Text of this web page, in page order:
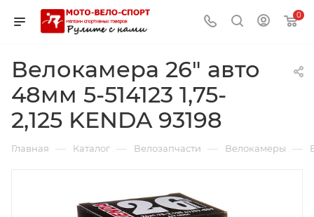
0
Велокамера 26" авто
48мм 5-514123 1,75-
2,125 KENDA 93198
Главная — Каталог — Велозапчасти — Велокамеры —